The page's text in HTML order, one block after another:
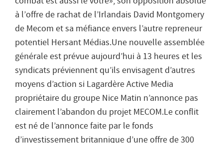
à l’offre de rachat de l’Irlandais David Montgomery
de Mecom et sa méfiance envers l’autre repreneur
potentiel Hersant Médias.Une nouvelle assemblée
générale est prévue aujourd’hui à 13 heures et les
syndicats préviennent qu’ils envisagent d’autres
moyens d’action si Lagardère Active Media
propriétaire du groupe Nice Matin n’annonce pas
clairement l’abandon du projet MECOM.Le conflit
est né de l’annonce faite par le fonds
d’investissement britannique d’une offre de 300